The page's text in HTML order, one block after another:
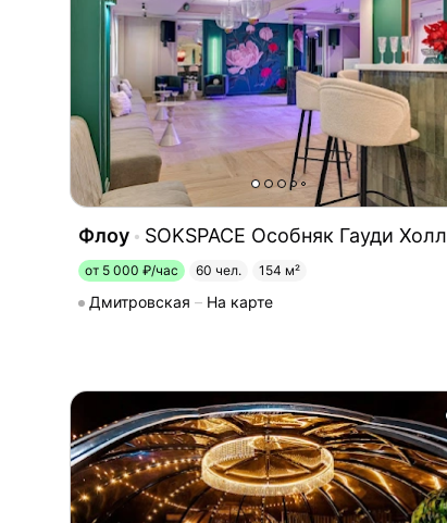
Флоу SOKSPACE Особняк Гауди Холл
от 5 000 ₽/час 60 чел. 154 м²
Дмитровская На карте